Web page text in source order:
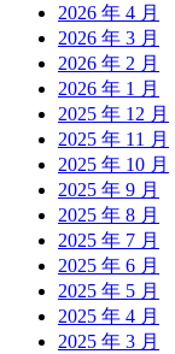
2026 年 4 月
2026 年 3 月
2026 年 2 月
2026 年 1 月
2025 年 12 月
2025 年 11 月
2025 年 10 月
2025 年 9 月
2025 年 8 月
2025 年 7 月
2025 年 6 月
2025 年 5 月
2025 年 4 月
2025 年 3 月